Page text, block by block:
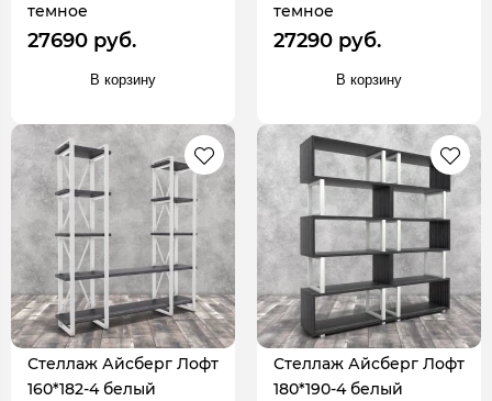
темное
27690 руб.
В корзину
темное
27290 руб.
В корзину
Стеллаж Айсберг Лофт
160*182-4 белый
Стеллаж Айсберг Лофт
180*190-4 белый